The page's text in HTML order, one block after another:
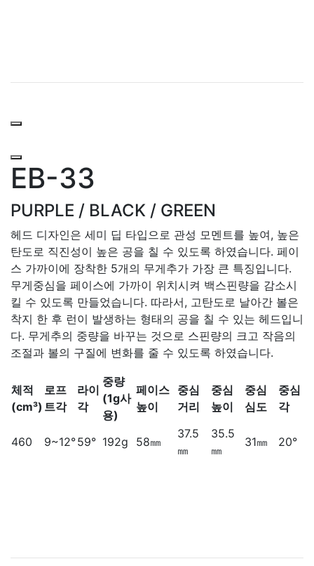
EB-33
PURPLE / BLACK / GREEN
헤드 디자인은 세미 딥 타입으로 관성 모멘트를 높여, 높은
탄도로 직진성이 높은 공을 칠 수 있도록 하였습니다. 페이
스 가까이에 장착한 5개의 무게추가 가장 큰 특징입니다.
무게중심을 페이스에 가까이 위치시켜 백스핀량을 감소시
킬 수 있도록 만들었습니다. 따라서, 고탄도로 날아간 볼은
착지 한 후 런이 발생하는 형태의 공을 칠 수 있는 헤드입니
다. 무게추의 중량을 바꾸는 것으로 스핀량의 크고 작음의
조절과 볼의 구질에 변화를 줄 수 있도록 하였습니다.
체적
(cm³)
로프
트각
라이
각
중량
(1g사
용)
페이스
높이
중심
거리
중심
높이
중심
심도
중심
각
460 9~12°59° 192g 58㎜
37.5
㎜
35.5
㎜
31㎜ 20°